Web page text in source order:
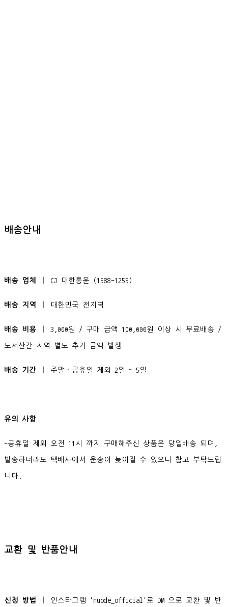
배송안내
배송 업체 ㅣ CJ 대한통운 (1588-1255)
배송 지역 ㅣ 대한민국 전지역
배송 비용 ㅣ 3,000원 / 구매 금액 100,000원 이상 시 무료배송 /
도서산간 지역 별도 추가 금액 발생
배송 기간 ㅣ 주말·공휴일 제외 2일 ~ 5일
유의 사항
-공휴일 제외 오전 11시 까지 구매해주신 상품은 당일배송 되며,
발송하더라도 택배사에서 운송이 늦어질 수 있으니 참고 부탁드립
니다.
교환 및 반품안내
신청 방법 ㅣ 인스타그램 'muode_official'로 DM 으로 교환 및 반